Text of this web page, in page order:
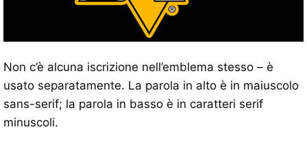
Non c’è alcuna iscrizione nell’emblema stesso – è
usato separatamente. La parola in alto è in maiuscolo
sans-serif; la parola in basso è in caratteri serif
minuscoli.